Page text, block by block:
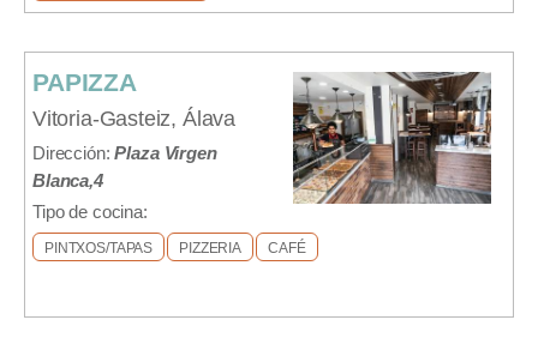
PAPIZZA
Vitoria-Gasteiz, Álava
Dirección:Plaza Virgen
Blanca,4
Tipo de cocina:
PINTXOS/TAPAS PIZZERIA CAFÉ